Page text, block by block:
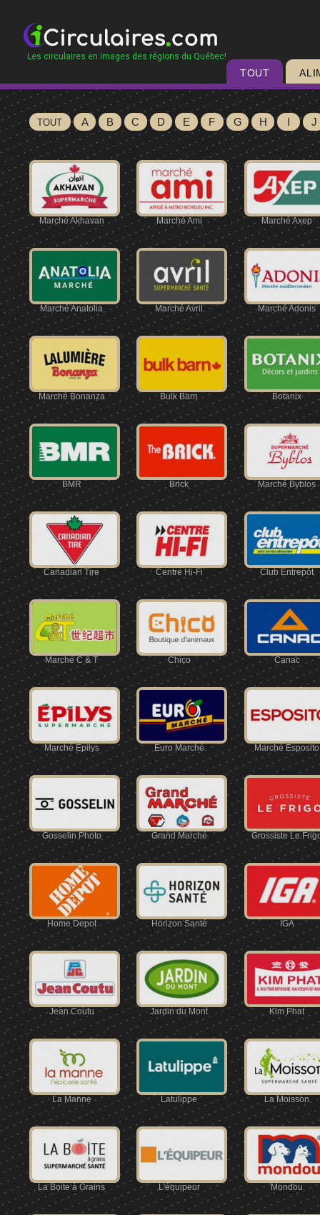
Les circulaires en images des régions du Québec!
TOUT
TOUT A B C D E F G H I J
Marché Akhavan Marché Ami Marché Axep
Marché Anatolia Marché Avril Marché Adonis
Marché Bonanza Bulk Barn Botanix
BMR Brick Marché Byblos
Canadian Tire Centre Hi-Fi Club Entrepôt
Marché C & T Chico Canac
Marché Épilys Euro Marché Marché Esposito
Gosselin Photo Grand Marché Grossiste Le
Home Depot Horizon Santé IGA
Jean Coutu Jardin du Mont Kim Phat
La Manne Latulippe La Moisson
La Boite à Grains L'équipeur Mondou